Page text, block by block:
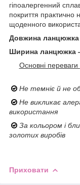
гіпоалергенний
покриття практично
щоденного
Довжина
Ширина ланцюжка
Основні переваги
Не темніє й не
Не викликає
використання
За кольором і
золотих виробів
Приховати